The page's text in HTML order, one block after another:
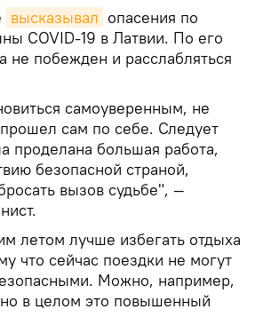
высказывал опасения по
COVID-19 в Латвии. По его
не побежден и расслабляться
самоуверенным, не
сам по себе. Следует
проделана большая работа,
безопасной страной,
вызов судьбе", —
летом лучше избегать отдыха
что сейчас поездки не могут
Можно, например,
но в целом это повышенный